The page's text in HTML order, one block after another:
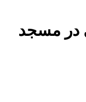
در مسجد